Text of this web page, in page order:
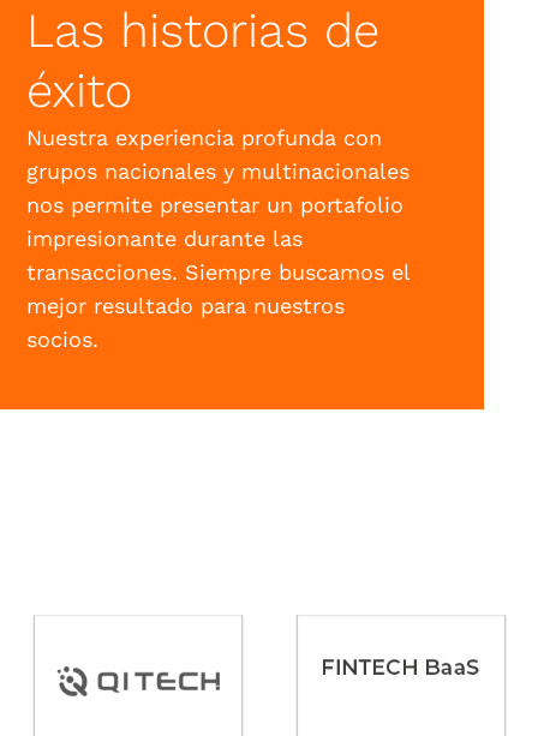
Las historias de
éxito
Nuestra experiencia profunda con
grupos nacionales y multinacionales
nos permite presentar un portafolio
impresionante durante las
transacciones. Siempre buscamos el
mejor resultado para nuestros
socios.